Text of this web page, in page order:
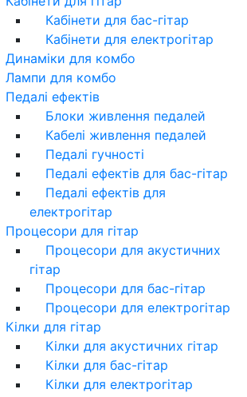
Кабінети для бас-гітар
Кабінети для електрогітар
Динаміки для комбо
Лампи для комбо
Педалі ефектів
Блоки живлення педалей
Кабелі живлення педалей
Педалі гучності
Педалі ефектів для бас-гітар
Педалі ефектів для
електрогітар
Процесори для гітар
Процесори для акустичних
гітар
Процесори для бас-гітар
Процесори для електрогітар
Кілки для гітар
Кілки для акустичних гітар
Кілки для бас-гітар
Кілки для електрогітар